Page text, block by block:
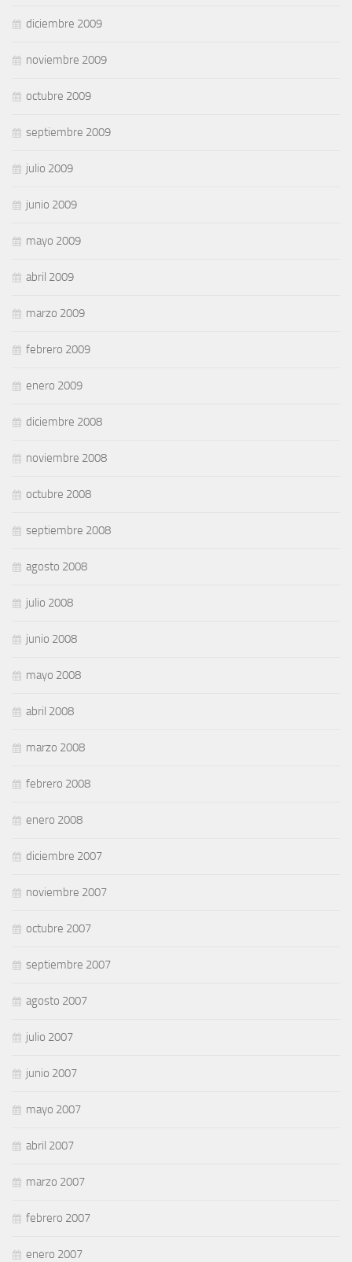
diciembre 2009
noviembre 2009
octubre 2009
septiembre 2009
julio 2009
junio 2009
mayo 2009
abril 2009
marzo 2009
febrero 2009
enero 2009
diciembre 2008
noviembre 2008
octubre 2008
septiembre 2008
agosto 2008
julio 2008
junio 2008
mayo 2008
abril 2008
marzo 2008
febrero 2008
enero 2008
diciembre 2007
noviembre 2007
octubre 2007
septiembre 2007
agosto 2007
julio 2007
junio 2007
mayo 2007
abril 2007
marzo 2007
febrero 2007
enero 2007